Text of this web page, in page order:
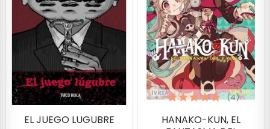
EL JUEGO LUGUBRE
HANAKO-KUN, EL
(4)